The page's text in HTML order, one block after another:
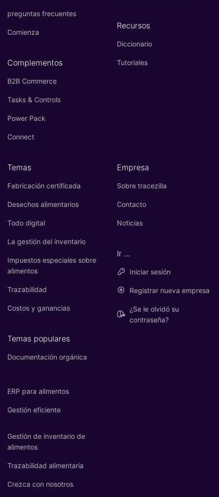
preguntas frecuentes
Comienza
Complementos
B2B Commerce
Tasks & Controls
Power Pack
Connect
Recursos
Diccionario
Tutoriales
Temas
Fabricación certificada
Desechos alimentarios
Todo digital
La gestión del inventario
Impuestos especiales sobre
alimentos
Trazabilidad
Costos y ganancias
Temas populares
Documentación orgánica
ERP para alimentos
Gestión eficiente
Gestión de inventario de
alimentos
Trazabilidad alimentaria
Crezca con nosotros
Empresa
Sobre tracezilla
Contacto
Noticias
Ir ...
Iniciar sesión
Registrar nueva empresa
¿Se le olvidó su
contraseña?